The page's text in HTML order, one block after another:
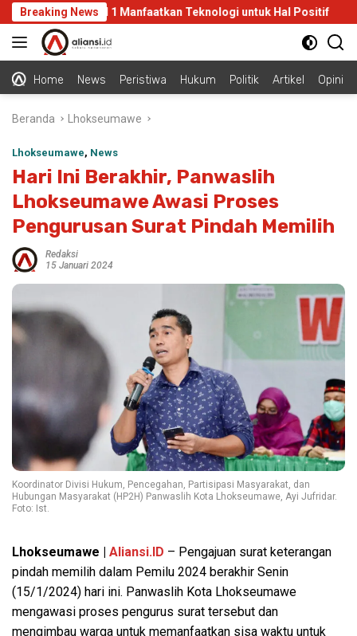
Langsung
ke
konten
Breaking News
Siswa MTsN 1 Manfaatkan Teknologi untuk Hal Positif
Home News Peristiwa Hukum Politik Artikel Opini
Beranda Lhokseumawe
Lhokseumawe, News
Hari Ini Berakhir, Panwaslih
Lhokseumawe Awasi Proses
Pengurusan Surat Pindah Memilih
Redaksi
15 Januari 2024
Koordinator Divisi Hukum, Pencegahan, Partisipasi Masyarakat, dan
Hubungan Masyarakat (HP2H) Panwaslih Kota Lhokseumawe, Ayi Jufridar.
Foto: Ist.
Lhokseumawe | Aliansi.ID – Pengajuan surat keterangan
pindah memilih dalam Pemilu 2024 berakhir Senin
(15/1/2024) hari ini. Panwaslih Kota Lhokseumawe
mengawasi proses pengurus surat tersebut dan
mengimbau warga untuk memanfaatkan sisa waktu untuk